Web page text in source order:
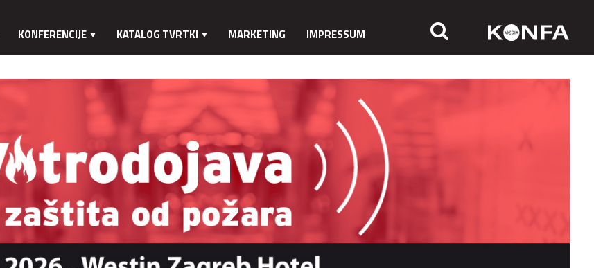
KONFERENCIJE KATALOG TVRTKI MARKETING IMPRESSUM